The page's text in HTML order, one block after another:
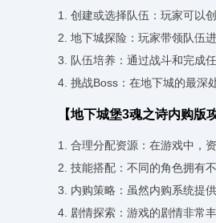
1. 创建或选择队伍：玩家可以
2. 地下城探险：玩家带领队伍
3. 队伍培养：通过战斗和完成
4. 挑战Boss：在地下城的最深
【地下城堡3魂之诗内购版
1. 合理分配资源：在游戏中，
2. 技能搭配：不同的角色拥有
3. 内购策略：虽然内购系统提
4. 剧情探索：游戏的剧情非常